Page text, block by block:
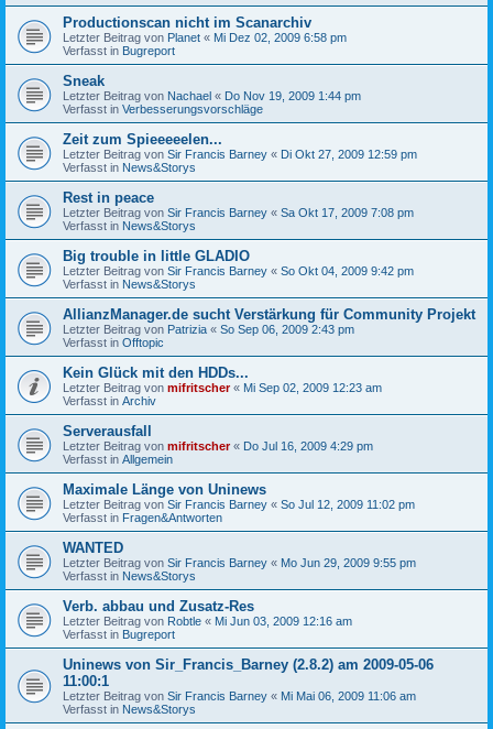
Productionscan nicht im Scanarchiv
Letzter Beitrag von Planet « Mi Dez 02, 2009 6:58 pm
Verfasst in Bugreport
Sneak
Letzter Beitrag von Nachael « Do Nov 19, 2009 1:44 pm
Verfasst in Verbesserungsvorschläge
Zeit zum Spieeeeelen...
Letzter Beitrag von Sir Francis Barney « Di Okt 27, 2009 12:59 pm
Verfasst in News&Storys
Rest in peace
Letzter Beitrag von Sir Francis Barney « Sa Okt 17, 2009 7:08 pm
Verfasst in News&Storys
Big trouble in little GLADIO
Letzter Beitrag von Sir Francis Barney « So Okt 04, 2009 9:42 pm
Verfasst in News&Storys
AllianzManager.de sucht Verstärkung für Community Projekt
Letzter Beitrag von Patrizia « So Sep 06, 2009 2:43 pm
Verfasst in Offtopic
Kein Glück mit den HDDs...
Letzter Beitrag von mifritscher« Mi Sep 02, 2009 12:23 am
Verfasst in Archiv
Serverausfall
Letzter Beitrag von mifritscher« Do Jul 16, 2009 4:29 pm
Verfasst in Allgemein
Maximale Länge von Uninews
Letzter Beitrag von Sir Francis Barney « So Jul 12, 2009 11:02 pm
Verfasst in Fragen&Antworten
WANTED
Letzter Beitrag von Sir Francis Barney « Mo Jun 29, 2009 9:55 pm
Verfasst in News&Storys
Verb. abbau und Zusatz-Res
Letzter Beitrag von Robtle « Mi Jun 03, 2009 12:16 am
Verfasst in Bugreport
Uninews von Sir_Francis_Barney (2.8.2) am 2009-05-06
11:00:1
Letzter Beitrag von Sir Francis Barney « Mi Mai 06, 2009 11:06 am
Verfasst in News&Storys